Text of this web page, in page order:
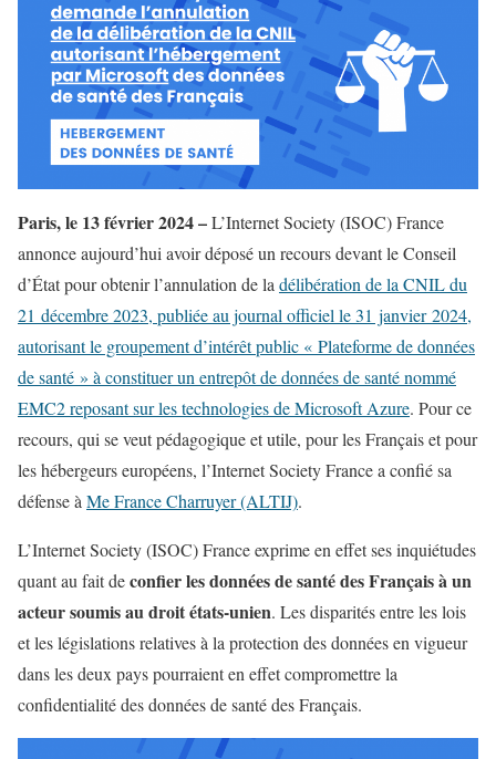
Paris, le 13 février 2024 –L’Internet Society (ISOC) France
annonce aujourd’hui avoir déposé un recours devant le Conseil
d’État pour obtenir l’annulation de la délibération de la CNIL du
21 décembre 2023, publiée au journal officiel le 31 janvier 2024,
autorisant le groupement d’intérêt public « Plateforme de données
de santé » à constituer un entrepôt de données de santé nommé
EMC2 reposant sur les technologies de Microsoft Azure. Pour ce
recours, qui se veut pédagogique et utile, pour les Français et pour
les hébergeurs européens, l’Internet Society France a confié sa
défense à Me France Charruyer (ALTIJ).
L’Internet Society (ISOC) France exprime en effet ses inquiétudes
quant au fait deconfier les données de santé des Français à un
acteur soumis au droit états-unien. Les disparités entre les lois
et les législations relatives à la protection des données en vigueur
dans les deux pays pourraient en effet compromettre la
confidentialité des données de santé des Français.